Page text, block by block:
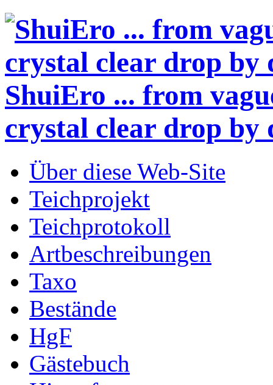
ShuiEro ... from
crystal clear drop by
Über diese Web-Site
Teichprojekt
Teichprotokoll
Artbeschreibungen
Taxo
Bestände
HgF
Gästebuch